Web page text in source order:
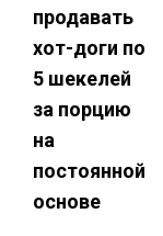
продавать
хот-доги по
5 шекелей
за порцию
на
постоянной
основе